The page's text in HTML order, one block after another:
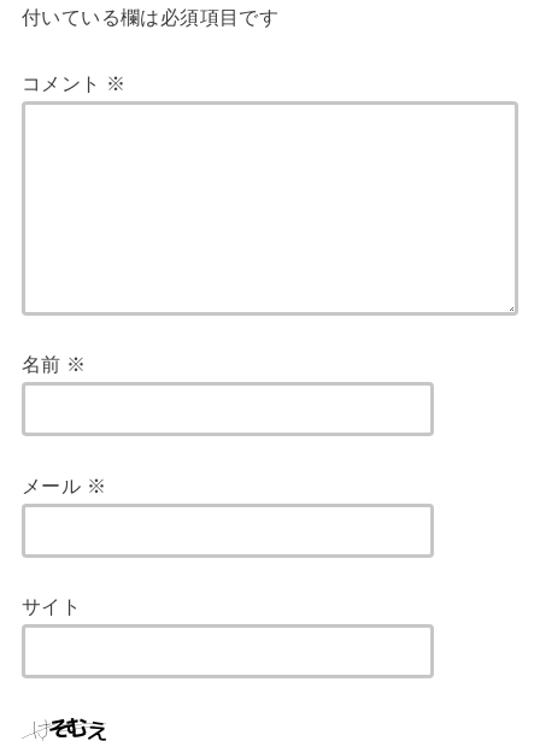
付いている欄は必須項目です
コメント ※
名前 ※
メール ※
サイト